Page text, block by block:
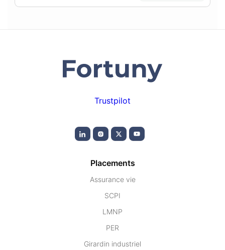
Trustpilot
Placements
Assurance vie
SCPI
LMNP
PER
Girardin industriel